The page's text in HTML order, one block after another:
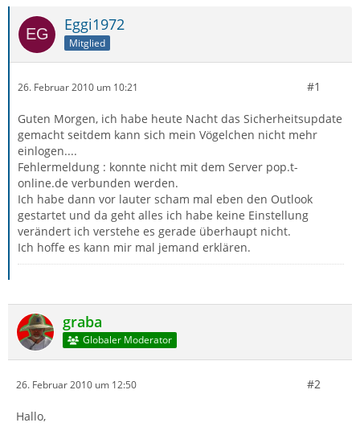
Eggi1972
Mitglied
26. Februar 2010 um 10:21 #1
Guten Morgen, ich habe heute Nacht das Sicherheitsupdate
gemacht seitdem kann sich mein Vögelchen nicht mehr
einlogen....
Fehlermeldung : konnte nicht mit dem Server pop.t-
online.de verbunden werden.
Ich habe dann vor lauter scham mal eben den Outlook
gestartet und da geht alles ich habe keine Einstellung
verändert ich verstehe es gerade überhaupt nicht.
Ich hoffe es kann mir mal jemand erklären.
graba
Globaler Moderator
26. Februar 2010 um 12:50 #2
Hallo,